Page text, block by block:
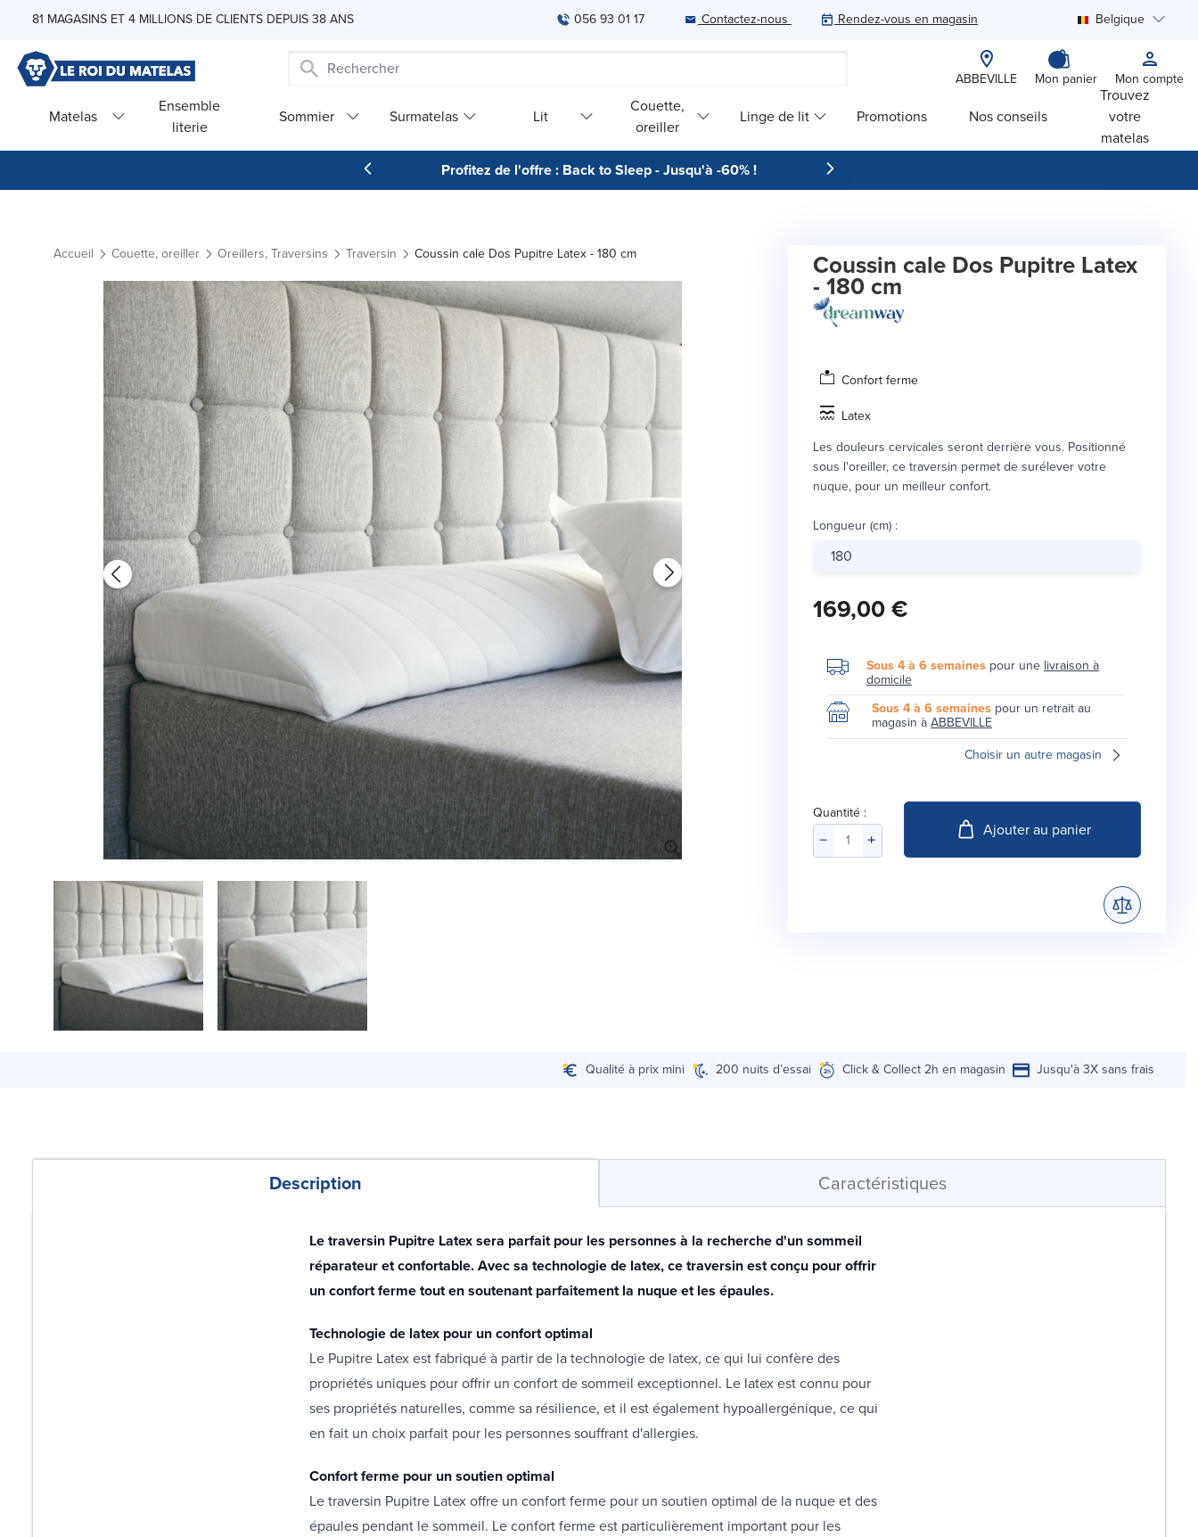
Skip to Content
81 MAGASINS ET 4 MILLIONS DE CLIENTS DEPUIS 38 ANS 056 93 01 17 Contactez-nous Rendez-vous en magasin Belgique
ABBEVILLE Mon panier Mon compte
Matelas
Ensemble
literie
Sommier Surmatelas Lit
Couette,
oreiller
Linge de lit Promotions Nos conseils
Trouvez
votre
matelas
Profitez de l'offre : Back to Sleep - Jusqu'à -60% !
Accueil Couette, oreiller Oreillers, Traversins Traversin Coussin cale Dos Pupitre Latex - 180 cm Coussin cale Dos Pupitre Latex
- 180 cm
Confort ferme
Latex
Les douleurs cervicales seront derrière vous. Positionné
sous l'oreiller, ce traversin permet de surélever votre
nuque, pour un meilleur confort.
Longueur (cm) :
180
169,00 €
Sous 4 à 6 semaines pour une livraison à
domicile
Sous 4 à 6 semaines pour un retrait au
magasin àABBEVILLE
Choisir un autre magasin
Quantité :
Ajouter au panier
Qualité à prix mini 200 nuits d’essai Click & Collect 2h en magasin Jusqu'à 3X sans frais
Description Caractéristiques
Le traversin Pupitre Latex sera parfait pour les personnes à la recherche d'un sommeil
réparateur et confortable. Avec sa technologie de latex, ce traversin est conçu pour offrir
un confort ferme tout en soutenant parfaitement la nuque et les épaules.
Technologie de latex pour un confort optimal
Le Pupitre Latex est fabriqué à partir de la technologie de latex, ce qui lui confère des
propriétés uniques pour offrir un confort de sommeil exceptionnel. Le latex est connu pour
ses propriétés naturelles, comme sa résilience, et il est également hypoallergénique, ce qui
en fait un choix parfait pour les personnes souffrant d'allergies.
Confort ferme pour un soutien optimal
Le traversin Pupitre Latex offre un confort ferme pour un soutien optimal de la nuque et des
épaules pendant le sommeil. Le confort ferme est particulièrement important pour les